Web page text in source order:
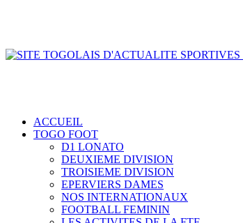
ACCUEIL
TOGO FOOT
D1 LONATO
DEUXIEME DIVISION
TROISIEME DIVISION
EPERVIERS DAMES
NOS INTERNATIONAUX
FOOTBALL FEMININ